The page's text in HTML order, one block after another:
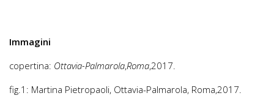
Immagini
copertina: Ottavia-Palmarola,Roma,2017.
fig.1: Martina Pietropaoli, Ottavia-Palmarola, Roma,2017.